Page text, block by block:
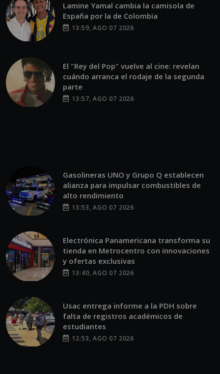
Lamine Yamal cambia la camisola de
España por la de Colombia
13:59, AGO 07 2026
El "Rey del Pop" vuelve al cine: revelan
cuándo arranca el rodaje de la segunda
parte
13:57, AGO 07 2026
Gasolineras UNO y Grupo Q establecen
alianza para impulsar combustibles de
alto rendimiento
13:53, AGO 07 2026
Electrónica Panamericana transforma su
tienda en Metrocentro con innovaciones
y ofertas exclusivas
13:40, AGO 07 2026
Usac entrega informe a la PDH sobre
falta de registros académicos de
estudiantes
12:53, AGO 07 2026